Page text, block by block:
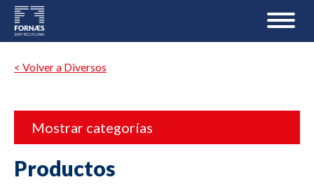
< Volver a Diversos
Mostrar categorías
Productos